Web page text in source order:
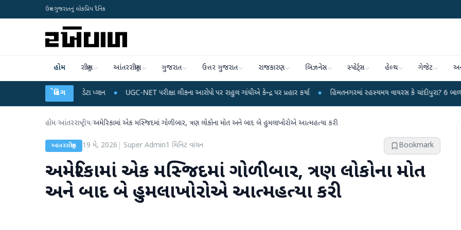
ઉત્તર ગુજરાતનું લોકપ્રિય દૈનિક
હોમ રાષ્ટ્રીય આંતરરાષ્ટ્રીય ગુજરાત ઉત્તર ગુજરાત રાજકારણ બિઝનેસ સ્પોર્ટ્સ હેલ્થ ગેજેટ
બ્રેકિંગ
રિચાર્જ અને ડેટા પ્લાન UGC-NET પરીક્ષા લીકના આરોપો પર રાહુલ ગાંધીએ કેન્દ્ર પર પ્રહાર કર્યા ● હિંમતનગરમાં રહસ્યમય વાયરસ કે ચાંદીપુરા? 6 બાળકોના મોતથી
હોમ/આંતરરાષ્ટ્રીય/અમેરિકામાં એક મસ્જિદમાં ગોળીબાર, ત્રણ લોકોના મોત અને બાદ બે હુમલાખોરોએ આત્મહત્યા કરી
આંતરરાષ્ટ્રીય 19 મે, 2026 Super Admin1 મિનિટ વાંચન Bookmark
અમેરિકામાં એક મસ્જિદમાં ગોળીબાર, ત્રણ લોકોના મોત
અને બાદ બે હુમલાખોરોએ આત્મહત્યા કરી